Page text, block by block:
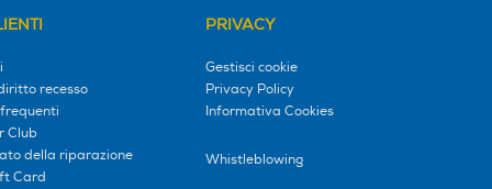
recesso
Club
della riparazione
Card
PRIVACY
Gestisci cookie
Privacy Policy
Informativa Cookies
Whistleblowing